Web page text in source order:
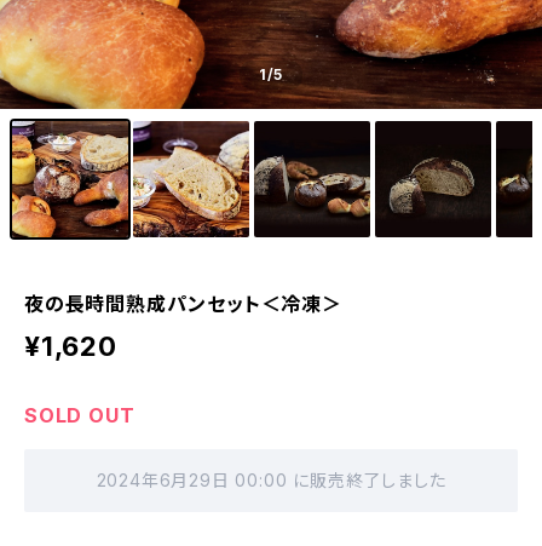
1/5
夜の長時間熟成パンセット＜冷凍＞
¥1,620
SOLD OUT
2024年6月29日 00:00 に販売終了しました